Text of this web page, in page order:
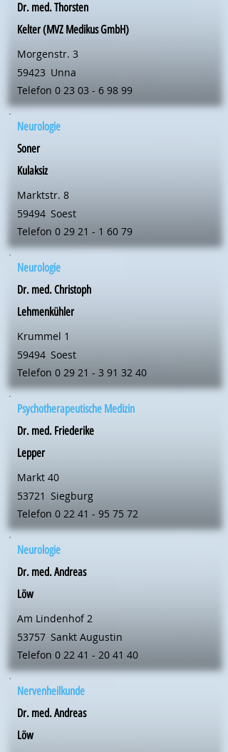
Dr. med. Thorsten
Kelter (MVZ Medikus GmbH)
Morgenstr. 3
59423 Unna
Telefon 0 23 03 - 6 98 99
Neurologie
Soner
Kulaksiz
Marktstr. 8
59494 Soest
Telefon 0 29 21 - 1 60 79
Neurologie
Dr. med. Christoph
Lehmenkühler
Krummel 1
59494 Soest
Telefon 0 29 21 - 3 91 32 40
Psychotherapeutische Medizin
Dr. med. Friederike
Lepper
Markt 40
53721 Siegburg
Telefon 0 22 41 - 95 75 72
Neurologie
Dr. med. Andreas
Löw
Am Lindenhof 2
53757 Sankt Augustin
Telefon 0 22 41 - 20 41 40
Nervenheilkunde
Dr. med. Andreas
Löw